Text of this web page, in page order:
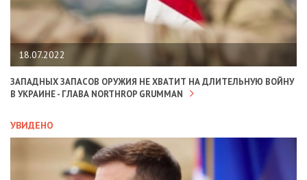
18.07.2022
ЗАПАДНЫХ ЗАПАСОВ ОРУЖИЯ НЕ ХВАТИТ НА ДЛИТЕЛЬНУЮ ВОЙНУ
В УКРАИНЕ - ГЛАВА NORTHROP GRUMMAN
УВИДЕНО